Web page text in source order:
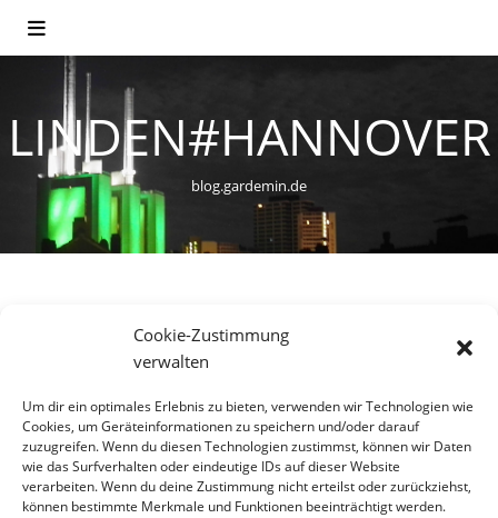
Cookie-Zustimmung
verwalten
Um dir ein optimales Erlebnis zu bieten, verwenden wir Technologien wie
Cookies, um Geräteinformationen zu speichern und/oder darauf
zuzugreifen. Wenn du diesen Technologien zustimmst, können wir Daten
wie das Surfverhalten oder eindeutige IDs auf dieser Website
verarbeiten. Wenn du deine Zustimmung nicht erteilst oder zurückziehst,
können bestimmte Merkmale und Funktionen beeinträchtigt werden.
LINDEN#HANNOVER
blog.gardemin.de
VERKEHR
Sind Verkehrsunfälle nötig?
Eine Vision Zero für
Hannover
31. Januar 2017